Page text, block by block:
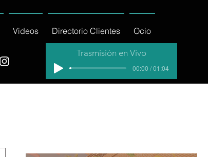
Videos Directorio Clientes Ocio
Trasmisión en Vivo
00:00 / 01:04